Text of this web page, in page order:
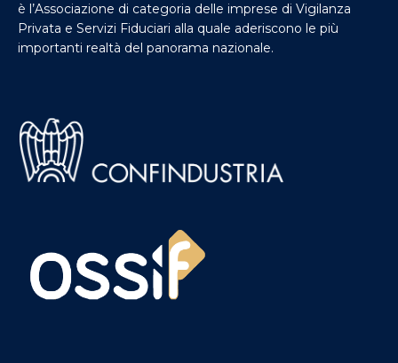
è l’Associazione di categoria delle imprese di Vigilanza
Privata e Servizi Fiduciari alla quale aderiscono le più
importanti realtà del panorama nazionale.